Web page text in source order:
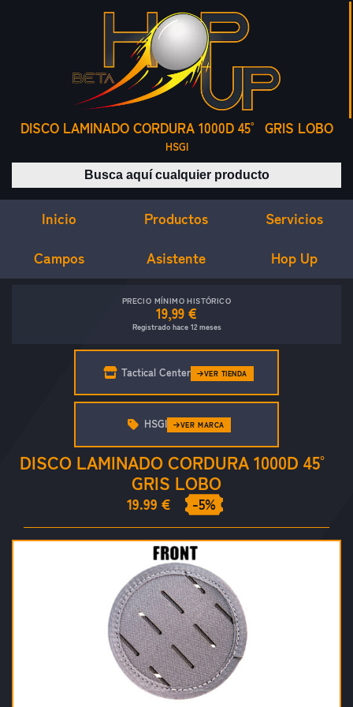
DISCO LAMINADO CORDURA 1000D 45° GRIS LOBO
HSGI
Buscar productos
Inicio Productos Servicios
Campos Asistente Hop Up
PRECIO MÍNIMO HISTÓRICO
19,99 €
Registrado hace 12 meses
Tactical Center VER TIENDA
DISCO LAMINADO CORDURA 1000D 45°
GRIS LOBO
19.99 € -5%
HSGI VER MARCA